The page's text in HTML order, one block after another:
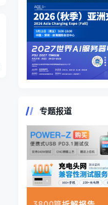
专题报道